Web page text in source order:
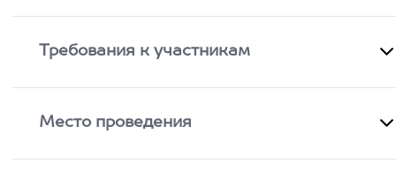
Требования к участникам
Место проведения